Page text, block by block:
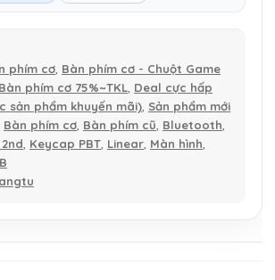
phím cơ Bàn phím cơ - Chuột Game
Bàn phím cơ 75%~TKL Deal cực hấp
sản phẩm khuyến mãi) Sản phẩm mới
Bàn phím cơ Bàn phím cũ Bluetooth
Keycap PBT Linear Màn hình